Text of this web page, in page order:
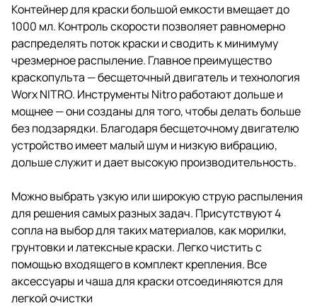
Контейнер для краски большой емкости вмещает до
1000 мл. Контроль скорости позволяет равномерно
распределять поток краски и сводить к минимуму
чрезмерное распыление. Главное преимущество
краскопульта — бесщеточный двигатель и технология
Worx NITRO. Инструменты Nitro работают дольше и
мощнее — они созданы для того, чтобы делать больше
без подзарядки. Благодаря бесщеточному двигателю
устройство имеет малый шум и низкую вибрацию,
дольше служит и дает высокую производительность.
Можно выбрать узкую или широкую струю распыления
для решения самых разных задач. Присутствуют 4
сопла на выбор для таких материалов, как морилки,
грунтовки и латексные краски. Легко чистить с
помощью входящего в комплект крепления. Все
аксессуары и чаша для краски отсоединяются для
легкой очистки